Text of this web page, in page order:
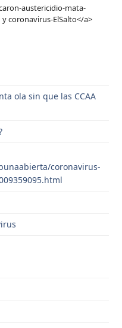
austericidio-mata-
coronavirus-ElSalto</a>
ola sin que las CCAA
coronavirus-